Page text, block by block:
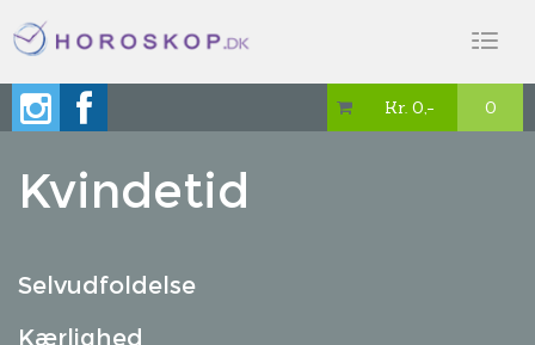
 Kr. 0,- 0
Kvindetid
Selvudfoldelse
Kærlighed